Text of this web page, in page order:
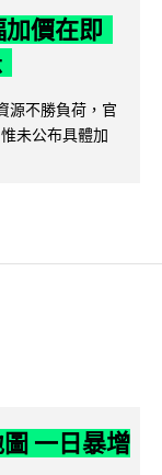
價在即
源不勝負荷，官
未公布具體加
一日暴增